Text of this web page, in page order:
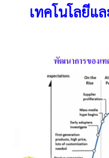
เทคโนโลยีแ